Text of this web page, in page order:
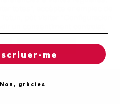
totes", accèpte er emplec de
pòt visitar "Configuracion
Acceptar totes
me
Non, gràcies